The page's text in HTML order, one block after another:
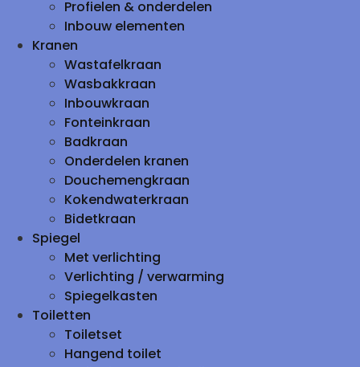
Profielen & onderdelen
Inbouw elementen
Kranen
Wastafelkraan
Wasbakkraan
Inbouwkraan
Fonteinkraan
Badkraan
Onderdelen kranen
Douchemengkraan
Kokendwaterkraan
Bidetkraan
Spiegel
Met verlichting
Verlichting / verwarming
Spiegelkasten
Toiletten
Toiletset
Hangend toilet